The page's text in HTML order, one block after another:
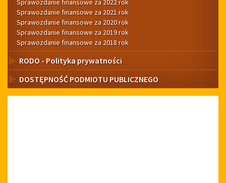
Sprawozdanie finansowe za 2022 rok
Sprawozdanie finansowe za 2021 rok
Sprawozdanie finansowe za 2020 rok
Sprawozdanie finansowe za 2019 rok
Sprawozdanie finansowe za 2018 rok
RODO - Polityka prywatności
DOSTĘPNOŚĆ PODMIOTU PUBLICZNEGO